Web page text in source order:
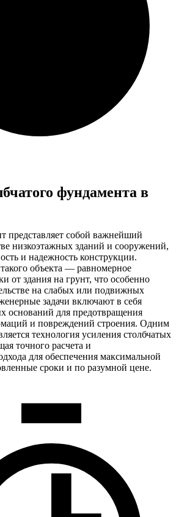
фундамента в
представляет собой важнейший
низкоэтажных зданий и сооружений,
и надежность конструкции.
объекта — равномерное
от здания на грунт, что особенно
на слабых или подвижных
задачи включают в себя
оснований для предотвращения
и повреждений строения. Одним
технология усиления столбчатых
точного расчета и
для обеспечения максимальной
сроки и по разумной цене.